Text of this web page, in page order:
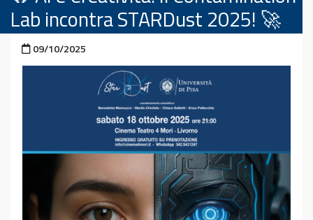
Lab incontra STARDust 2025! 🚀
Pubblicato il
09/10/2025